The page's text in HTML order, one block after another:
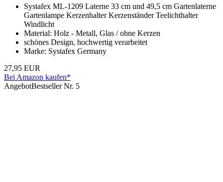
Systafex ML-1209 Laterne 33 cm und 49,5 cm Gartenlaterne
Gartenlampe Kerzenhalter Kerzenständer Teelichthalter
Windlicht
Material: Holz - Metall, Glas / ohne Kerzen
schönes Design, hochwertig verarbeitet
Marke: Systafex Germany
27,95 EUR
Bei Amazon kaufen*
AngebotBestseller Nr. 5